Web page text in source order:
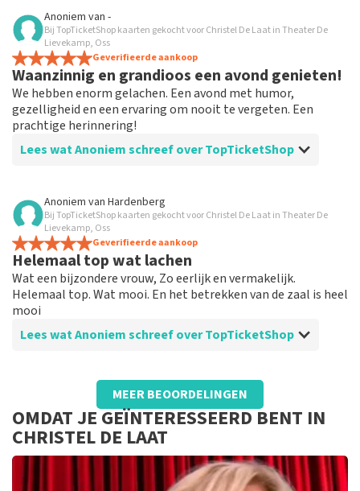
Beoordeling van Anoniem over
Goed geregeld
Bestelling en informatie duidelijk en ruim op tijd,
schrok even van de andere naam op het ticket, maar
ook hier was uitleg over en bleek geen probleem
Anoniem van -
Bij TopTicketShop kaarten gekocht voor Christel De Laat in Theater De
Lievekamp, Oss
Geverifieerde aankoop
Waanzinnig en grandioos een avond genieten!
We hebben enorm gelachen. Een avond met humor,
gezelligheid en een ervaring om nooit te vergeten. Een
prachtige herinnering!
Lees wat Anoniem schreef over TopTicketShop
Beoordeling van Anoniem over
Meedenken aardige medewerker
Het was een empathische en meedenkende
medewerker die hard zijn best heeft gedaan voor goede
kaarten te regelen.
Anoniem van Hardenberg
Bij TopTicketShop kaarten gekocht voor Christel De Laat in Theater De
Lievekamp, Oss
Geverifieerde aankoop
Helemaal top wat lachen
Wat een bijzondere vrouw, Zo eerlijk en vermakelijk.
Helemaal top. Wat mooi. En het betrekken van de zaal is heel
mooi
Lees wat Anoniem schreef over TopTicketShop
Beoordeling van Anoniem overTopTicketShop
Was prima
Was top geregeld. prima en de kaarten mooi op tijd
MEER BEOORDELINGEN
OMDAT JE GEÏNTERESSEERD BENT IN
CHRISTEL DE LAAT